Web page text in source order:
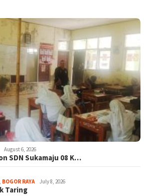
August 6, 2026
SDN Sukamaju 08 K…
, BOGOR RAYA July 8, 2026
Taring